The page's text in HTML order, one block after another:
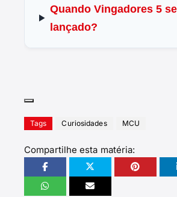
Quando Vingadores 5
lançado?
Tags Curiosidades MCU
Compartilhe esta matéria: